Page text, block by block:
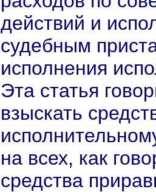
действий и
судебным
исполнения
Эта статья
взыскать
на всех, как
средства